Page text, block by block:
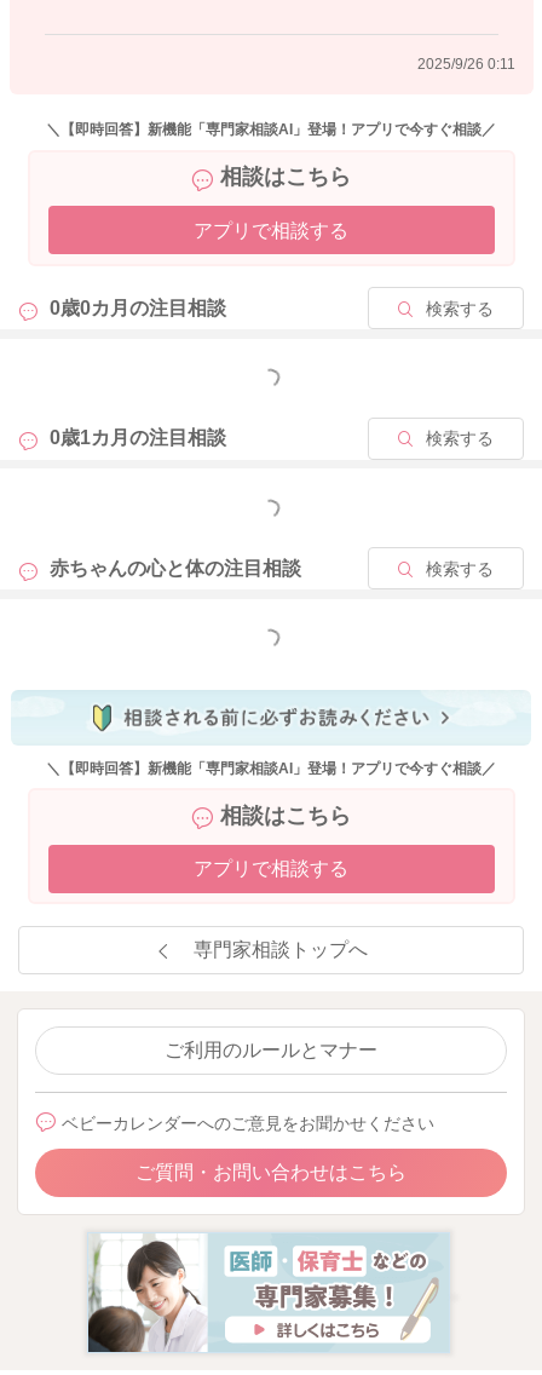
2025/9/26 0:11
＼【即時回答】新機能「専門家相談AI」登場！アプリで今すぐ相談／
相談はこちら
アプリで相談する
0歳0カ月の注目相談 検索する
もっと見る
0歳1カ月の注目相談 検索する
もっと見る
赤ちゃんの心と体の注目相談 検索する
もっと見る
＼【即時回答】新機能「専門家相談AI」登場！アプリで今すぐ相談／
相談はこちら
アプリで相談する
専門家相談トップへ
ご利用のルールとマナー
ベビーカレンダーへのご意見をお聞かせください
ご質問・お問い合わせはこちら